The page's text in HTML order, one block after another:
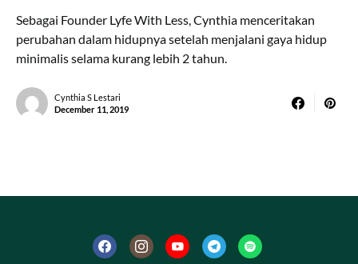
Sebagai Founder Lyfe With Less, Cynthia menceritakan
perubahan dalam hidupnya setelah menjalani gaya hidup
minimalis selama kurang lebih 2 tahun.
Cynthia S Lestari
December 11, 2019